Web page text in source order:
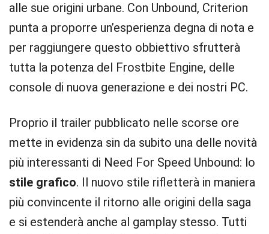
alle sue origini urbane. Con Unbound, Criterion
punta a proporre un’esperienza degna di nota e
per raggiungere questo obbiettivo sfrutterà
tutta la potenza del Frostbite Engine, delle
console di nuova generazione e dei nostri PC.
Proprio il trailer pubblicato nelle scorse ore
mette in evidenza sin da subito una delle novità
più interessanti di Need For Speed Unbound: lo
stile grafico. Il nuovo stile rifletterà in maniera
più convincente il ritorno alle origini della saga
e si estenderà anche al gamplay stesso. Tutti